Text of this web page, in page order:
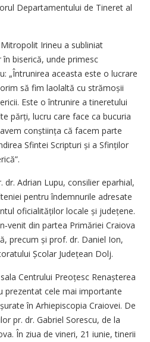
Departamentului de Tineret al
Irineu a subliniat
biserică, unde primesc
„Întrunirea aceasta este o lucrare
să fim laolaltă cu strămoșii
Este o întrunire a tineretului
părți, lucru care face ca bucuria
conștiința că facem parte
Sfintei Scripturi și a Sfinților
Adrian Lupu, consilier eparhial,
pentru îndemnurile adresate
oficialităților locale și județene.
din partea Primăriei Craiova
precum și prof. dr. Daniel Ion,
Școlar Județean Dolj.
Centrului Preoțesc Renașterea
prezentat cele mai importante
în Arhiepiscopia Craiovei. De
pr. dr. Gabriel Sorescu, de la
În ziua de vineri, 21 iunie, tinerii